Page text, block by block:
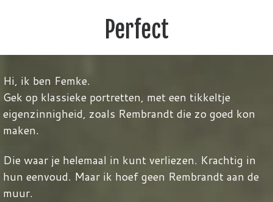
Perfect
Hi, ik ben Femke.
Gek op klassieke portretten, met een tikkeltje
eigenzinnigheid, zoals Rembrandt die zo goed kon
maken.
Die waar je helemaal in kunt verliezen. Krachtig in
hun eenvoud. Maar ik hoef geen Rembrandt aan de
muur.